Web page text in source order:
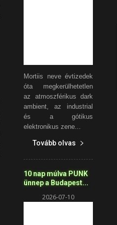
Mortiis neve évtizedek
óta megkerülhetetlen
az atmoszférikus dark
ambient, az industrial
és a gótikus
elektronikus zene...
Tovább olvas
10 nap múlva PUNK
ünnep a Budapest...
2026-07-10